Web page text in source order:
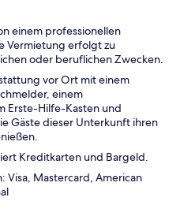
einem professionellen
Vermietung erfolgt zu
oder beruflichen Zwecken.
vor Ort mit einem
einem
Erste-Hilfe-Kasten und
Gäste dieser Unterkunft ihren
Kreditkarten und Bargeld.
Mastercard, American